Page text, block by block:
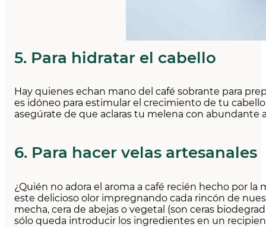
5. Para hidratar el cabello
Hay quienes echan mano del café sobrante para
es idóneo para estimular el crecimiento de tu
asegúrate de que aclaras tu melena con abundante
6. Para hacer velas artesanales
¿Quién no adora el aroma a café recién hecho por
este delicioso olor impregnando cada rincón de
mecha, cera de abejas o vegetal (son ceras
sólo queda introducir los ingredientes en un